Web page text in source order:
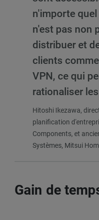
n'importe
n'est pas non
distribuer et
clients
VPN, ce qui
rationaliser
Hitoshi Ikezawa,
planification
Components, et
Systèmes, Mitsui
Gain de